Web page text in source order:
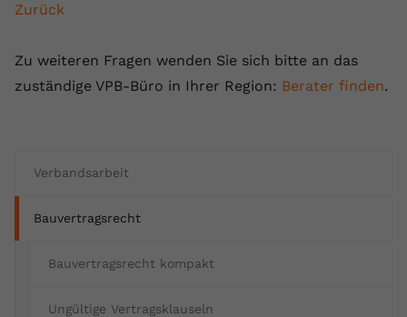
Verbandsarbeit
Bauvertragsrecht
Bauvertragsrecht kompakt
Ungültige Vertragsklauseln
Zurück
Zu weiteren Fragen wenden Sie sich bitte an das
zuständige VPB-Büro in Ihrer Region: Berater finden.
Anbieter
Laufzeit Session
YouTube setzt diesen Cookie, um die
yt.innertube::requests